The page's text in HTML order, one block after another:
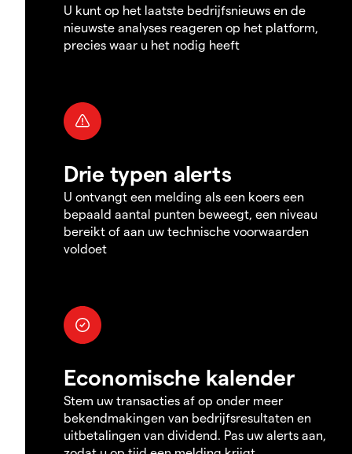
U kunt op het laatste bedrijfsnieuws en de
nieuwste analyses reageren op het platform,
precies waar u het nodig heeft
Drie typen alerts
U ontvangt een melding als een koers een
bepaald aantal punten beweegt, een niveau
bereikt of aan uw technische voorwaarden
voldoet
Economische kalender
Stem uw transacties af op onder meer
bekendmakingen van bedrijfsresultaten en
uitbetalingen van dividend. Pas uw alerts aan,